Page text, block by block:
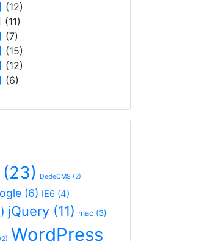
(12)
(11)
(7)
(15)
(12)
(6)
(23) DedeCMS (2)
(6) IE6 (4)
jQuery (11) mac (3)
(2) WordPress